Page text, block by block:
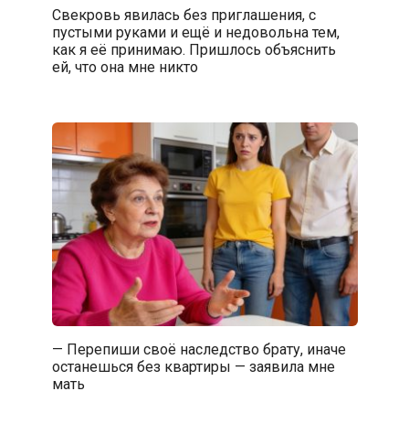
Свекровь явилась без приглашения, с
пустыми руками и ещё и недовольна тем,
как я её принимаю. Пришлось объяснить
ей, что она мне никто
— Перепиши своё наследство брату, иначе
останешься без квартиры — заявила мне
мать